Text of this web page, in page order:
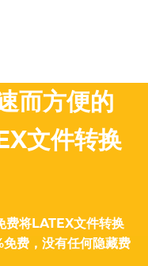
而方便的
文件转换
费将LATEX文件转换
费，没有任何隐藏费